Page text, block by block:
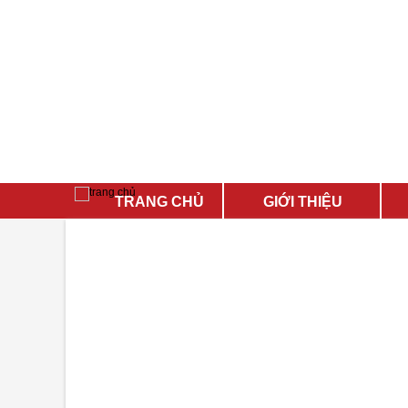
TRANG CHỦ GIỚI THIỆU